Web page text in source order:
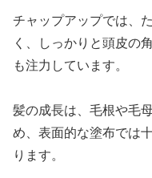
チャップアップでは、
く、しっかりと頭皮の
も注力しています。
髪の成長は、毛根や毛
め、表面的な塗布では
ります。